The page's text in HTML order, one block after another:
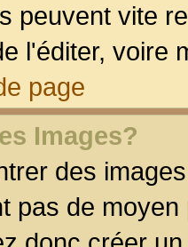
peuvent vite
l'éditer, voire
page
Images?
des
pas de